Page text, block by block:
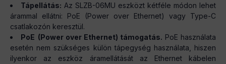
Tápellátás: Az SLZB-06MU eszközt kétféle módon lehet
árammal ellátni: PoE (Power over Ethernet) vagy Type-C
csatlakozón keresztül.
PoE (Power over Ethernet) támogatás. PoE használata
esetén nem szükséges külön tápegység használata, hiszen
ilyenkor az eszköz áramellátását az Ethernet kábelen